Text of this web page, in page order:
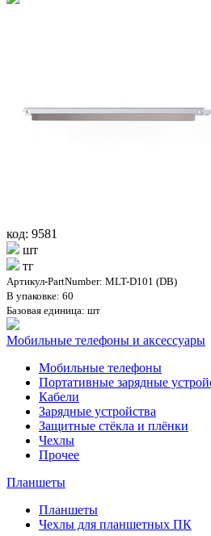
код: 9581
шт
тг
Артикул-PartNumber: MLT-D101 (DB)
В упаковке: 60
Базовая единица: шт
Мобильные телефоны и аксессуары
Мобильные телефоны
Портативные зарядные
Кабели
Зарядные устройства
Защитные стёкла и плёнки
Чехлы
Прочее
Планшеты
Планшеты
Чехлы для планшетных ПК